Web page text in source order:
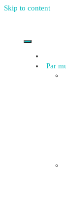
Skip to content
Par